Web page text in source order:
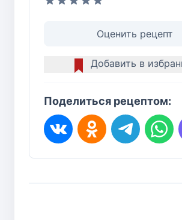
Оценить рецепт
Добавить в
Поделиться рецептом: